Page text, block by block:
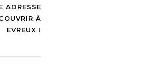
ADRESSE
À
EVREUX !